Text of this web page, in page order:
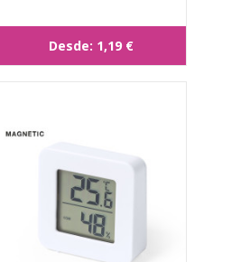
Desde: 1,19 €